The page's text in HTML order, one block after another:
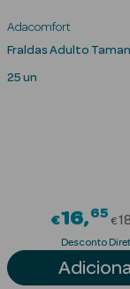
Ver Tudo
Creme de
Anti-
Adacomfort
Fraldas Adulto
25 un
€16 65
€
Desconto